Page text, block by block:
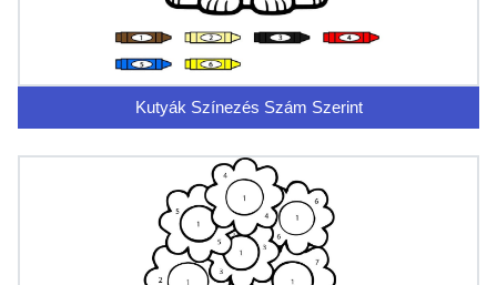
Kutyák Színezés Szám Szerint